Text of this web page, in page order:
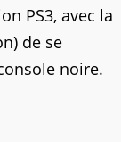
PS3, avec la
de se
noire.